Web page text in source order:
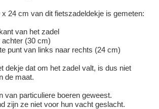
x 24 cm van dit fietszadeldekje is gemeten:
van het zadel
(30 cm)
punt van links naar rechts (24 cm)
dekje dat om het zadel valt, is dus niet
de maat.
van particuliere boeren geweest.
zijn ze niet voor hun vacht geslacht.